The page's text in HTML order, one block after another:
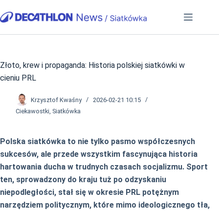
do
Złoto, krew i propaganda: Historia polskiej siatkówki w
cieniu PRL
Krzysztof Kwaśny
2026-02-21 10:15
Ciekawostki, Siatkówka
Polska siatkówka to nie tylko pasmo współczesnych
sukcesów, ale przede wszystkim fascynująca historia
hartowania ducha w trudnych czasach socjalizmu. Sport
ten, sprowadzony do kraju tuż po odzyskaniu
niepodległości, stał się w okresie PRL potężnym
narzędziem politycznym, które mimo ideologicznego tła,